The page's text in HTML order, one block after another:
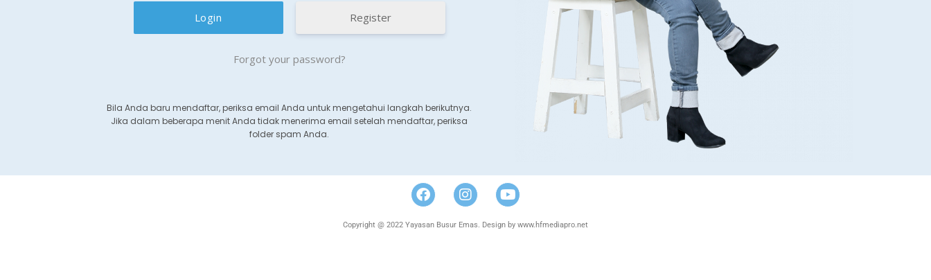
Register
Forgot your password?
Bila Anda baru mendaftar, periksa email Anda untuk mengetahui langkah berikutnya.
Jika dalam beberapa menit Anda tidak menerima email setelah mendaftar, periksa
folder spam Anda.
Copyright @ 2022 Yayasan Busur Emas. Design by www.hfmediapro.net